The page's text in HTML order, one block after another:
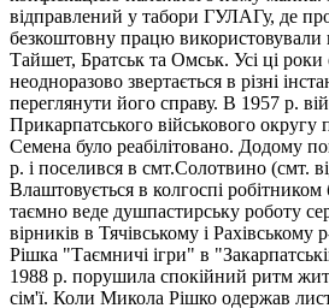
відправлений у табори ГУЛАГу, де
безкоштовну працю використовували
Тайшет, Братськ та Омськ. Усі ці
неодноразово звертається в різні
переглянути його справу. В 1957 р.
Прикарпатського військового округу
Семена було реабілітовано. Додому
р. і поселився в смт.Солотвино (смт.
Влаштовується в колгоспі робітником
таємно веде душпастирську роботу
вірників в Тячівському і
Рішка "Таємничі ігри" в
1988 р. порушила спокійний ритм
сім'ї. Коли Микола Рішко одержав